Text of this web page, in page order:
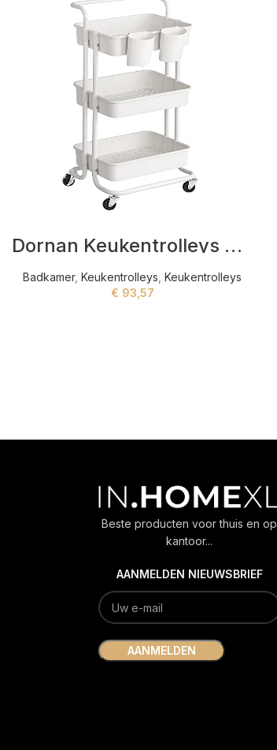
Dornan Keukentrolleys Wit
Badkamer, Keukentrolleys Keukentrolleys
€ 93,57
Beste producten voor thuis en op
kantoor...
AANMELDEN NIEUWSBRIEF